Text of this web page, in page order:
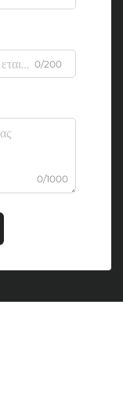
0/200
0/1000